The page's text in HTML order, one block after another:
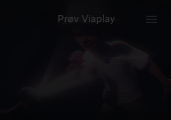
Prøv Viaplay